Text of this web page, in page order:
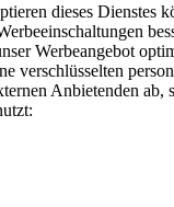
dieses Dienstes
Werbeangebot
verschlüsselten
Anbietenden ab,